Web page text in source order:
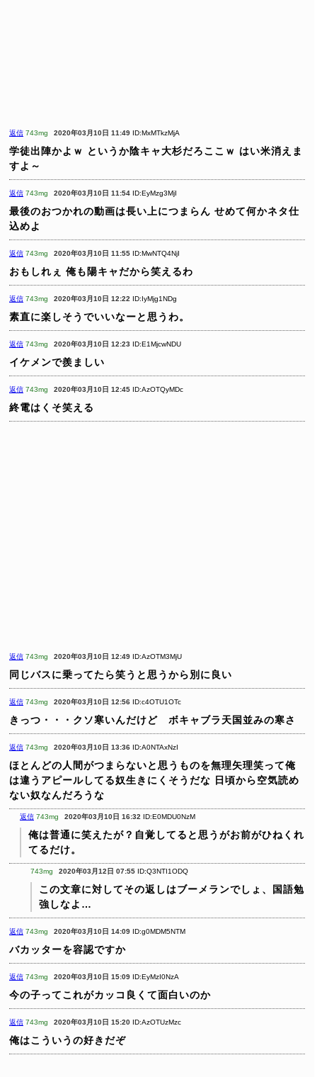
返信 743mg 2020年03月10日 11:49 ID:MxMTkzMjA
学徒出陣かよｗ というか陰キャ大杉だろここｗ はい米消えま
すよ～
返信 743mg 2020年03月10日 11:54 ID:EyMzg3MjI
最後のおつかれの動画は長い上につまらん せめて何かネタ仕
込めよ
返信 743mg 2020年03月10日 11:55 ID:MwNTQ4NjI
おもしれぇ 俺も陽キャだから笑えるわ
返信 743mg 2020年03月10日 12:22 ID:IyMjg1NDg
素直に楽しそうでいいなーと思うわ。
返信 743mg 2020年03月10日 12:23 ID:E1MjcwNDU
イケメンで羨ましい
返信 743mg 2020年03月10日 12:45 ID:AzOTQyMDc
終電はくそ笑える
返信 743mg 2020年03月10日 12:49 ID:AzOTM3MjU
同じバスに乗ってたら笑うと思うから別に良い
返信 743mg 2020年03月10日 12:56 ID:c4OTU1OTc
きっつ・・・クソ寒いんだけど ボキャブラ天国並みの寒さ
返信 743mg 2020年03月10日 13:36 ID:A0NTAxNzI
ほとんどの人間がつまらないと思うものを無理矢理笑って俺
は違うアピールしてる奴生きにくそうだな 日頃から空気読め
ない奴なんだろうな
返信 743mg 2020年03月10日 16:32 ID:E0MDU0NzM
俺は普通に笑えたが？自覚してると思うがお前がひねくれ
てるだけ。
743mg 2020年03月12日 07:55 ID:Q3NTI1ODQ
この文章に対してその返しはブーメランでしょ、国語勉
強しなよ…
返信 743mg 2020年03月10日 14:09 ID:g0MDM5NTM
バカッターを容認ですか
返信 743mg 2020年03月10日 15:09 ID:EyMzI0NzA
今の子ってこれがカッコ良くて面白いのか
返信 743mg 2020年03月10日 15:20 ID:AzOTUzMzc
俺はこういうの好きだぞ